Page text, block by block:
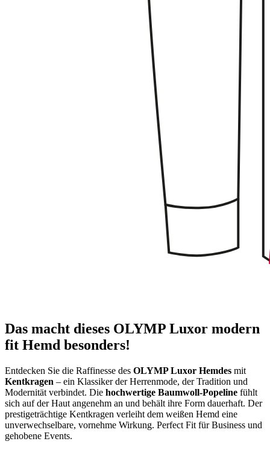
Das macht dieses OLYMP Luxor modern
fit Hemd besonders!
Entdecken Sie die Raffinesse des OLYMP Luxor Hemdes mit
Kentkragen – ein Klassiker der Herrenmode, der Tradition und
Modernität verbindet. Die hochwertige Baumwoll-Popeline fühlt
sich auf der Haut angenehm an und behält ihre Form dauerhaft. Der
prestigeträchtige Kentkragen verleiht dem weißen Hemd eine
unverwechselbare, vornehme Wirkung. Perfect Fit für Business und
gehobene Events.